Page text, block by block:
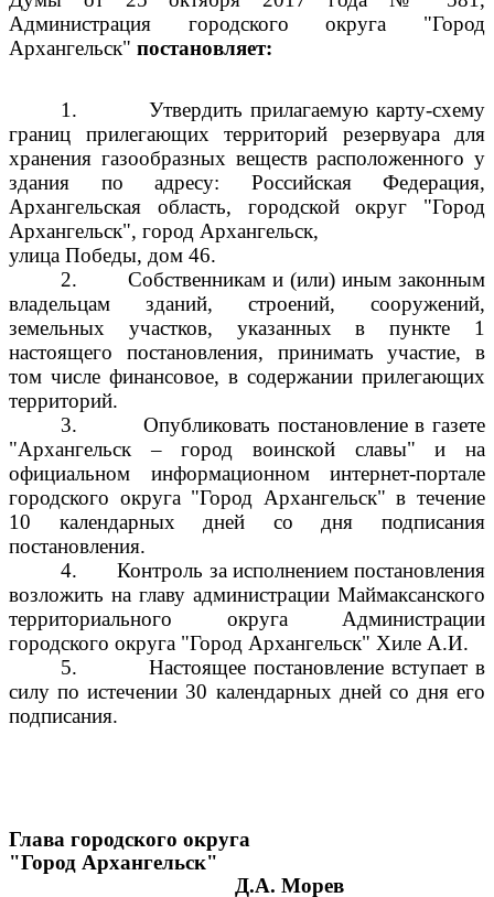
Администрация городского округа "Город
Архангельск" постановляет:
1.
Утвердить прилагаемую карту-схему
границ прилегающих территорий резервуара для
хранения газообразных веществ расположенного у
здания по адресу: Российская Федерация,
Архангельская область, городской округ "Город
Архангельск", город Архангельск,
улица Победы, дом 46.
2.
Собственникам и (или) иным законным
владельцам зданий, строений, сооружений,
земельных участков, указанных в пункте 1
настоящего постановления, принимать участие, в
том числе финансовое, в содержании прилегающих
территорий.
3.
Опубликовать постановление в газете
"Архангельск – город воинской славы" и на
официальном информационном интернет-портале
городского округа "Город Архангельск" в течение
10 календарных дней со дня подписания
постановления.
4.
Контроль за исполнением постановления
возложить на главу администрации Маймаксанского
территориального округа Администрации
городского округа "Город Архангельск" Хиле А.И.
5.
Настоящее постановление вступает в
силу по истечении 30 календарных дней со дня его
подписания.
Глава городского округа
"Город Архангельск"
Д.А. Морев